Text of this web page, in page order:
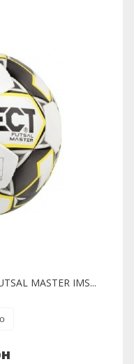
MASTER IMS...